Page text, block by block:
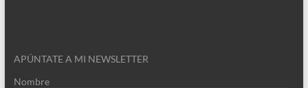
APÚNTATE A MI NEWSLETTER
Nombre